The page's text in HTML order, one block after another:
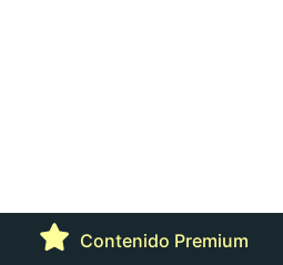
Contenido Premium